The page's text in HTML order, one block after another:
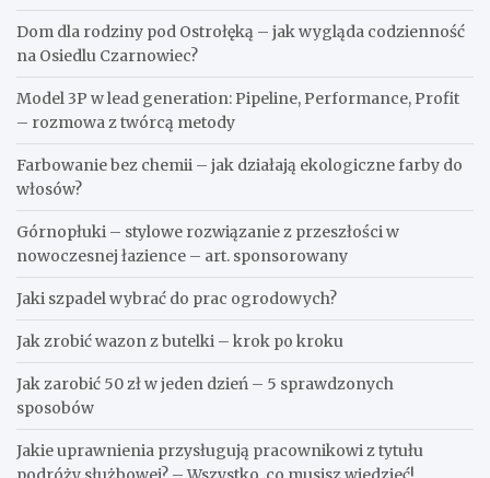
Dom dla rodziny pod Ostrołęką – jak wygląda codzienność
na Osiedlu Czarnowiec?
Model 3P w lead generation: Pipeline, Performance, Profit
– rozmowa z twórcą metody
Farbowanie bez chemii – jak działają ekologiczne farby do
włosów?
Górnopłuki – stylowe rozwiązanie z przeszłości w
nowoczesnej łazience – art. sponsorowany
Jaki szpadel wybrać do prac ogrodowych?
Jak zrobić wazon z butelki – krok po kroku
Jak zarobić 50 zł w jeden dzień – 5 sprawdzonych
sposobów
Jakie uprawnienia przysługują pracownikowi z tytułu